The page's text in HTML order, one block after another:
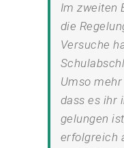
Im zweiten
die
Versuche
Umso
dass es ihr
gelungen
erfolgreich